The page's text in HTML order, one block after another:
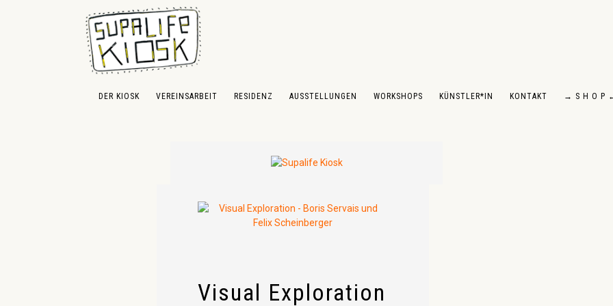
Hauptinhalt springen
Zur Suche springen
Zur Hauptnavigation springen
DER KIOSK VEREINSARBEIT RESIDENZ AUSSTELLUNGEN WORKSHOPS KÜNSTLER*IN KONTAKT → S H O P
Visual Exploration